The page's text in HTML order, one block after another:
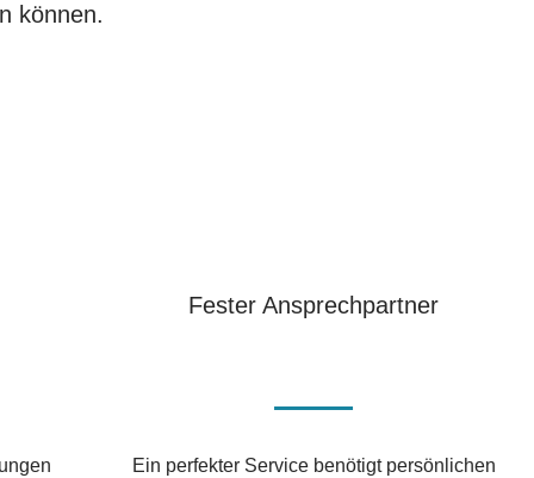
können.
Fester Ansprechpartner
Ein perfekter Service benötigt persönlichen